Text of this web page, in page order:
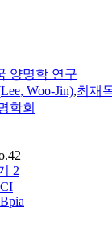
양명학 연구
Lee, Woo-Jin),최재
학회
2